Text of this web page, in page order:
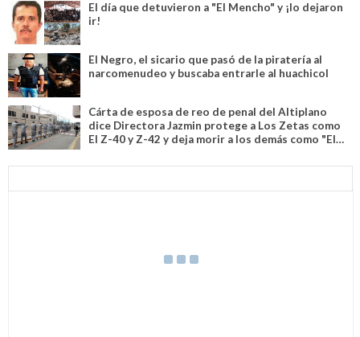
El día que detuvieron a "El Mencho" y ¡lo dejaron
ir!
El Negro, el sicario que pasó de la piratería al
narcomenudeo y buscaba entrarle al huachicol
Cárta de esposa de reo de penal del Altiplano
dice Directora Jazmin protege a Los Zetas como
El Z-40 y Z-42 y deja morir a los demás como "El